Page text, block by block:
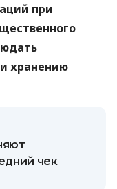
при
хранению
чек